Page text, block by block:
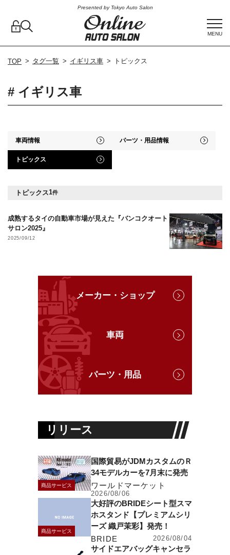
Presented by Tokyo Auto Salon
MENU
TOP タグ一覧 イギリス車 トピックス
# イギリス車
車両情報 パーツ・用品情報
トピックス
トピックス1件
成熟するタイの自動車市場が見えた『バンコクオート
サロン2025』
2025/09/12
メーカー・ショップ
車両
パーツ・用品
リリース
商品サービス
国際貿易がJDMカスタムのＲ
34モデルカーを7月末に発売
ワールドマーケット
2026/08/06
商品サービス
大好評のBRIDEシート型スマ
ホスタンド【プレミアムシリ
ーズ 織戸茉彩】発売！
BRIDE
2026/08/04
サイドエアバッグキャンセラ